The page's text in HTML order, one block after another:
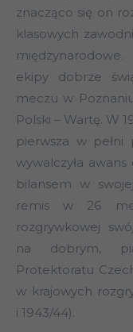
znacząco się on
klasowych
ekipy dobrze
meczu w
Polski – Wartę. W
pierwsza w pełni
wywalczyła
bilansem w
remis w 26
rozgrywkowej
na dobrym,
Protektoratu
w krajowych
i 1943/44).